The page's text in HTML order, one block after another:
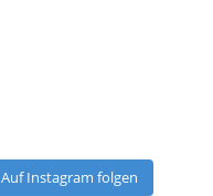
Auf Instagram folgen